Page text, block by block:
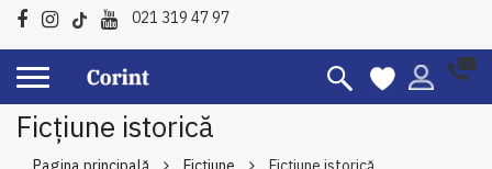
021 319 47 97
Ficțiune istorică